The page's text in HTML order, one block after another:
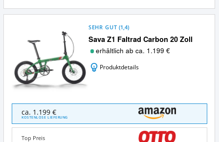
Sava Z1 Faltrad Carbon 20 Zoll
SEHR GUT (1,4)
erhältlich ab ca. 1.199 €
Produktdetails
Faltrad
Carbon
ca. 1.199 €
KOSTENLOSE LIEFERUNG
Top Preis